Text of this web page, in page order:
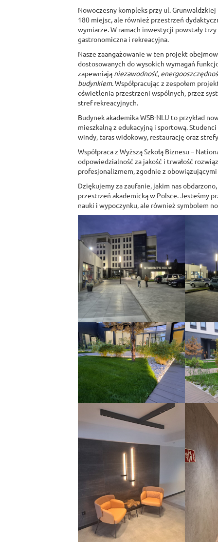
Nowoczesny kompleks przy ul.
180 miejsc, ale również przestrzeń
wymiarze. W ramach inwestycji powstały
gastronomiczna i rekreacyjna.
Nasze zaangażowanie w ten projekt
dostosowanych do wysokich wymagań
zapewniają niezawodność,
budynkiem. Współpracując z zespołem
oświetlenia przestrzeni wspólnych, przez
stref rekreacyjnych.
Budynek akademika WSB-NLU to przykład
mieszkalną z edukacyjną i sportową.
windy, taras widokowy, restaurację oraz
Współpraca z Wyższą Szkołą Biznesu –
odpowiedzialność za jakość i trwałość
profesjonalizmem, zgodnie z
Dziękujemy za zaufanie, jakim nas
przestrzeń akademicką w Polsce. Jesteśmy
nauki i wypoczynku, ale również symbolem